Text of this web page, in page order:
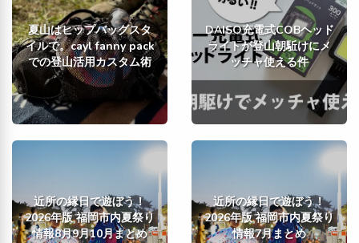
夏山はヒップバッグスタ
イルで。cayl fanny pack
での登山活用カスタム術
DAISO充電式COBヘッド
ライトが登山朝駈けにメ
ッチャ使える件
近所の縁日で遊ぼう！
2026年版 福岡市内夏祭り
情報8月9月10月まとめ
近所の縁日で遊ぼう！
2026年版 福岡市内夏祭り
情報7月まとめ